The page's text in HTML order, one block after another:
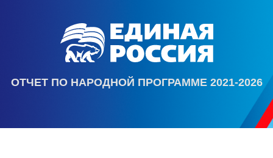
ОТЧЕТ ПО НАРОДНОЙ ПРОГРАММЕ 2021-2026